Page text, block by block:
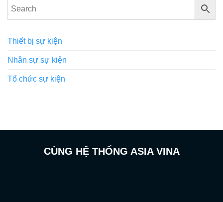
Thiết bị sự kiện
Nhân sự sự kiện
Tổ chức sự kiện
CÙNG HỆ THỐNG ASIA VINA